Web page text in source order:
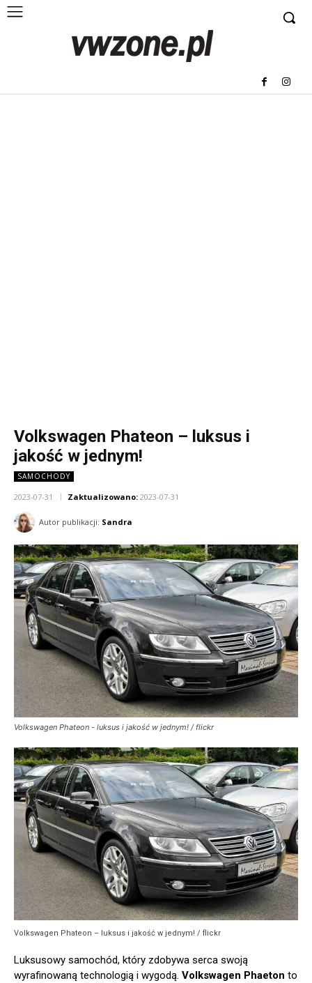
Volkswagen Phateon – luksus i
jakość w jednym!
SAMOCHODY
2023-07-31 Zaktualizowano: 2023-07-31
Autor publikacji: Sandra
Volkswagen Phateon - luksus i jakość w jednym! / flickr
Volkswagen Phateon – luksus i jakość w jednym! / flickr
Luksusowy samochód, który zdobywa serca swoją
wyrafinowaną technologią i wygodą. Volkswagen Phaeton to